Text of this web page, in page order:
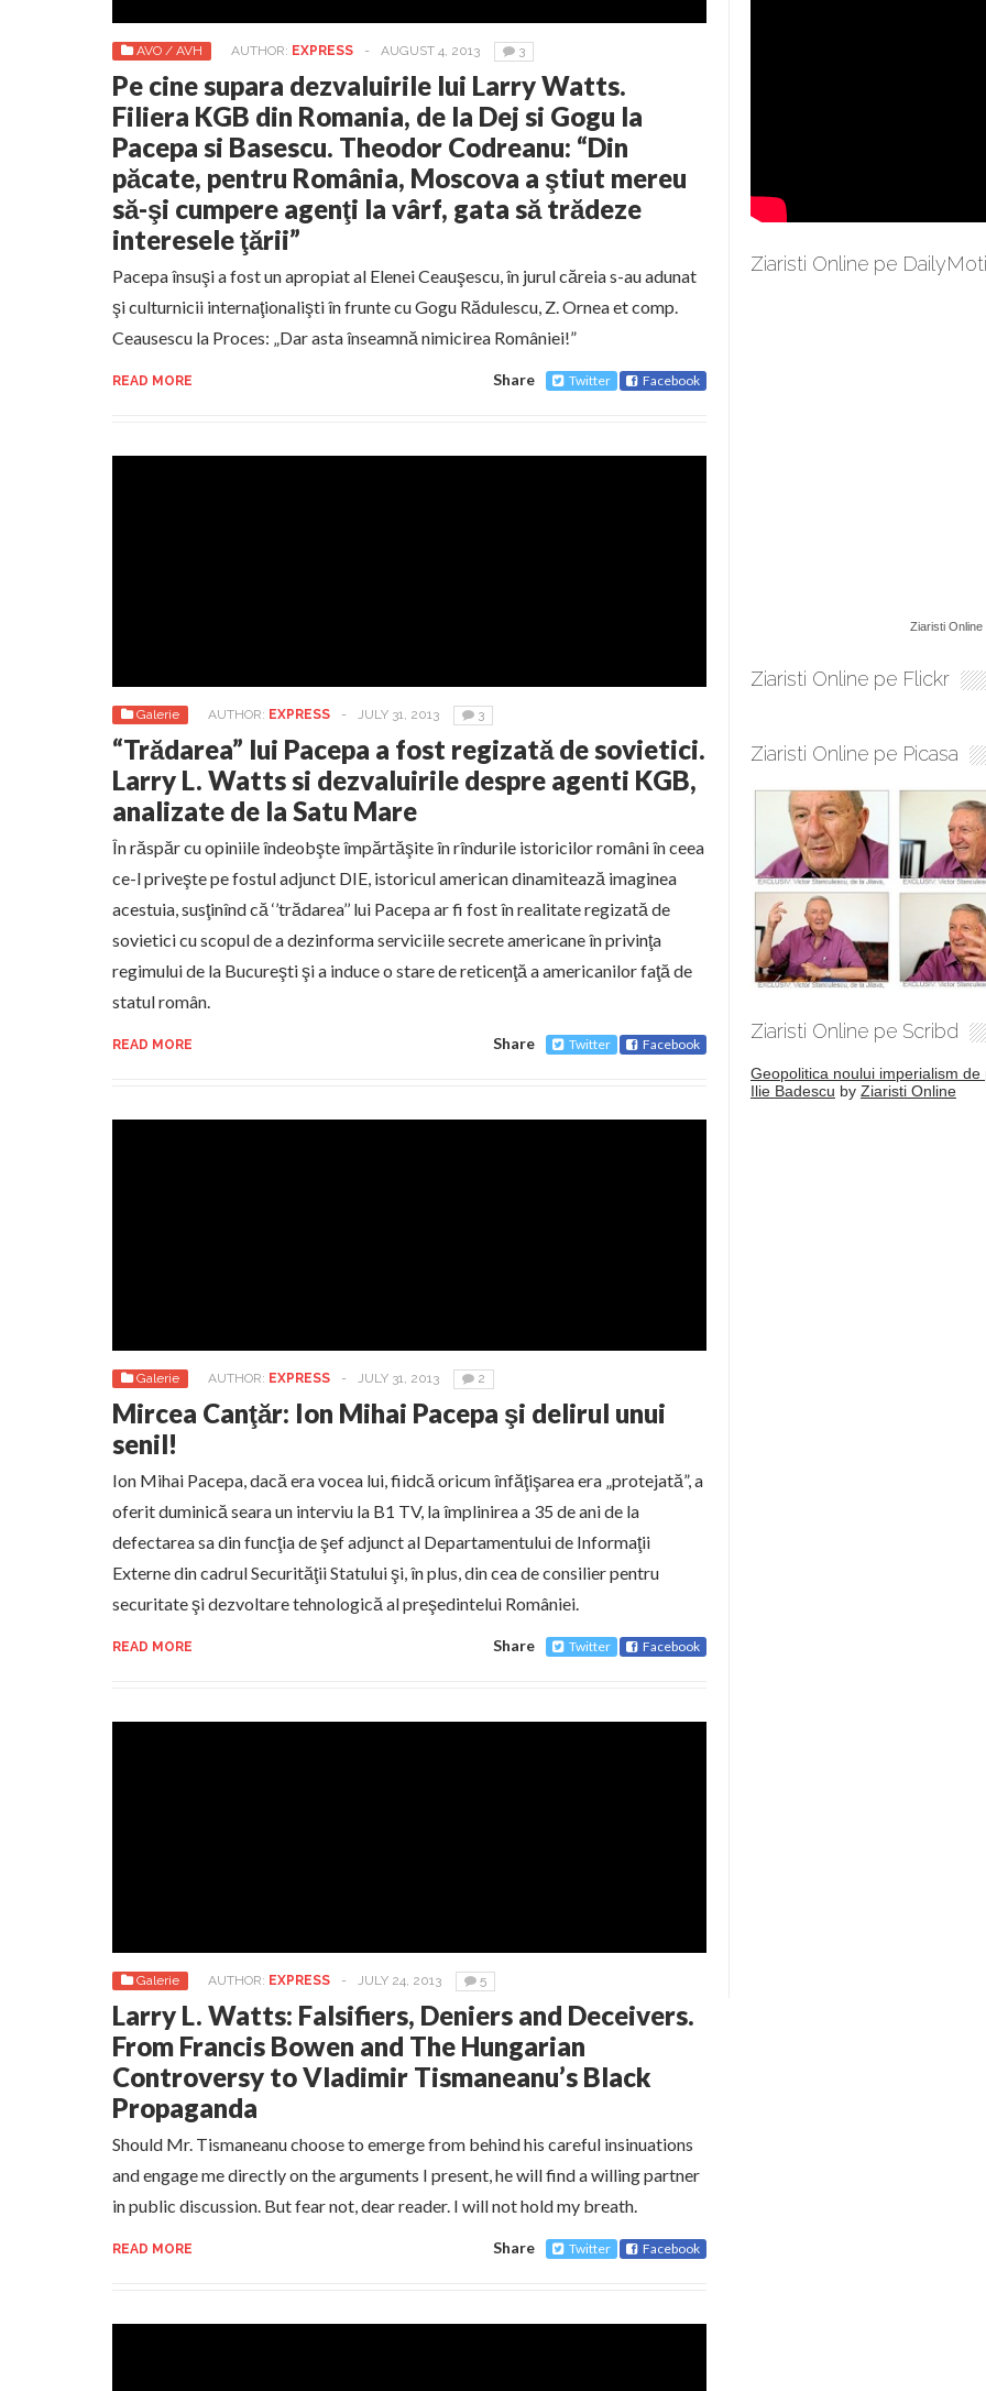
AVO / AVH AUTHOR: EXPRESS - AUGUST 4, 2013 3
Pe cine supara dezvaluirile lui Larry Watts.
Filiera KGB din Romania, de la Dej si Gogu la
Pacepa si Basescu. Theodor Codreanu: “Din
păcate, pentru România, Moscova a ştiut mereu
să-şi cumpere agenţi la vârf, gata să trădeze
interesele ţării”
Pacepa însuşi a fost un apropiat al Elenei Ceauşescu, în jurul căreia s-au adunat
şi culturnicii internaţionalişti în frunte cu Gogu Rădulescu, Z. Ornea et comp.
Ceausescu la Proces: „Dar asta înseamnă nimicirea României!”
READ MORE Share Twitter Facebook
Galerie AUTHOR: EXPRESS - JULY 31, 2013 3
“Trădarea” lui Pacepa a fost regizată de sovietici.
Larry L. Watts si dezvaluirile despre agenti KGB,
analizate de la Satu Mare
În răspăr cu opiniile îndeobşte împărtăşite în rîndurile istoricilor români în ceea
ce-l priveşte pe fostul adjunct DIE, istoricul american dinamitează imaginea
acestuia, susţinînd că ‘’trădarea’’ lui Pacepa ar fi fost în realitate regizată de
sovietici cu scopul de a dezinforma serviciile secrete americane în privinţa
regimului de la Bucureşti şi a induce o stare de reticenţă a americanilor faţă de
statul român.
READ MORE Share Twitter Facebook
Galerie AUTHOR: EXPRESS - JULY 31, 2013 2
Mircea Canţăr: Ion Mihai Pacepa şi delirul unui
senil!
Ion Mihai Pacepa, dacă era vocea lui, fiidcă oricum înfăţişarea era „protejată”, a
oferit duminică seara un interviu la B1 TV, la împlinirea a 35 de ani de la
defectarea sa din funcţia de şef adjunct al Departamentului de Informaţii
Externe din cadrul Securităţii Statului şi, în plus, din cea de consilier pentru
securitate şi dezvoltare tehnologică al preşedintelui României.
READ MORE Share Twitter Facebook
Galerie AUTHOR: EXPRESS - JULY 24, 2013 5
Larry L. Watts: Falsifiers, Deniers and Deceivers.
From Francis Bowen and The Hungarian
Controversy to Vladimir Tismaneanu’s Black
Propaganda
Should Mr. Tismaneanu choose to emerge from behind his careful insinuations
and engage me directly on the arguments I present, he will find a willing partner
in public discussion. But fear not, dear reader. I will not hold my breath.
READ MORE Share Twitter Facebook
Ziaristi Online pe
Ziaristi Online
Ziaristi Online pe Flickr
Ziaristi Online pe Picasa
Ziaristi Online pe Scribd
Geopolitica noului imperialism de
Ilie Badescu by Ziaristi Online